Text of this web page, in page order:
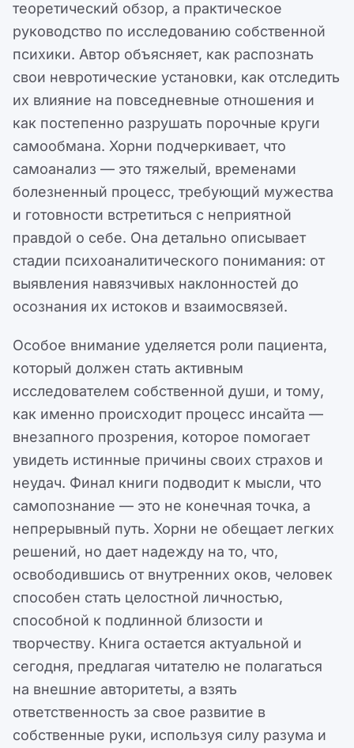
теоретический обзор, а практическое
руководство по исследованию собственной
психики. Автор объясняет, как распознать
свои невротические установки, как отследить
их влияние на повседневные отношения и
как постепенно разрушать порочные круги
самообмана. Хорни подчеркивает, что
самоанализ — это тяжелый, временами
болезненный процесс, требующий мужества
и готовности встретиться с неприятной
правдой о себе. Она детально описывает
стадии психоаналитического понимания: от
выявления навязчивых наклонностей до
осознания их истоков и взаимосвязей.
Особое внимание уделяется роли пациента,
который должен стать активным
исследователем собственной души, и тому,
как именно происходит процесс инсайта —
внезапного прозрения, которое помогает
увидеть истинные причины своих страхов и
неудач. Финал книги подводит к мысли, что
самопознание — это не конечная точка, а
непрерывный путь. Хорни не обещает легких
решений, но дает надежду на то, что,
освободившись от внутренних оков, человек
способен стать целостной личностью,
способной к подлинной близости и
творчеству. Книга остается актуальной и
сегодня, предлагая читателю не полагаться
на внешние авторитеты, а взять
ответственность за свое развитие в
собственные руки, используя силу разума и